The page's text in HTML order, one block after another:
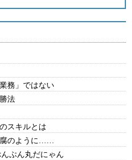
務」ではない
法
スキルとは
腐のように……
ぷん丸だにゃん